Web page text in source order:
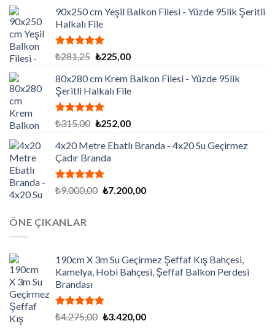
90x250 cm Yeşil Balkon Filesi - Yüzde 95lik Şeritli
Halkalı File
5 üzerinden
oy
aldı
₺281,25 Orijinal
₺281,25.
₺225,00Şu
fiyat:
₺225,00.
80x280 cm Krem Balkon Filesi - Yüzde 95lik
Şeritli Halkalı File
5 üzerinden
oy
aldı
₺315,00 Orijinal
₺315,00.
₺252,00Şu
fiyat:
4x20 Metre Ebatlı Branda - 4x20 Su Geçirmez
Çadır Branda
5 üzerinden
oy
₺9.000,00 Orijinal
₺7.200,00Şu
ÖNE ÇIKANLAR
190cm X 3m Su Geçirmez Şeffaf Kış Bahçesi,
Kamelya, Hobi Bahçesi, Şeffaf Balkon Perdesi
Brandası
5 üzerinden
oy
₺4.275,00 Orijinal
₺3.420,00Şu